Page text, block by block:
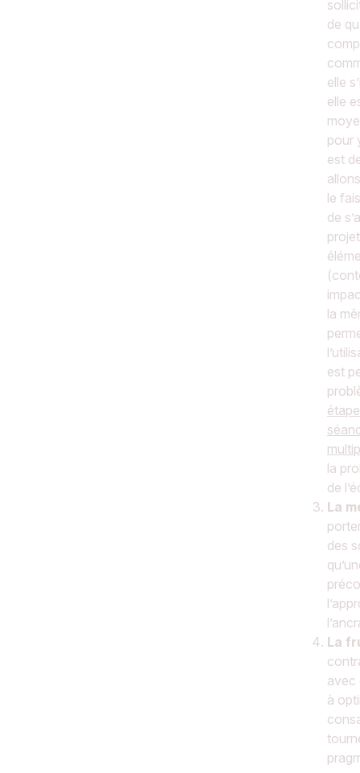
de
elle
elle
pour
est
le
de
la
est
la
de
La
des
La
avec
à